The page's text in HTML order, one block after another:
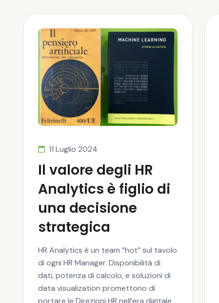
11 Luglio 2024
Il valore degli HR
Analytics è figlio di
una decisione
strategica
HR Analytics è un team “hot” sul tavolo
di ogni HR Manager. Disponibilità di
dati, potenza di calcolo, e soluzioni di
data visualization promettono di
portare le Direzioni HR nell’era digitale